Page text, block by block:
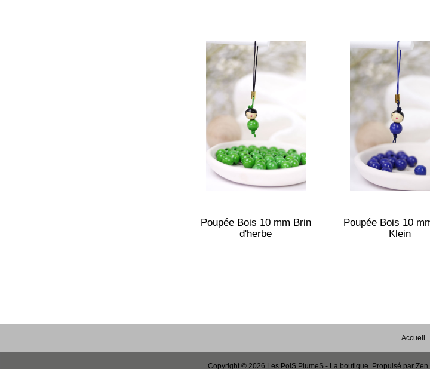
Poupée Bois 10 mm Brin
d'herbe
Poupée Bois 10
Klein
Accueil
Copyright © 2026 Les PoiS PlumeS - La boutique . Propulsé par Zen